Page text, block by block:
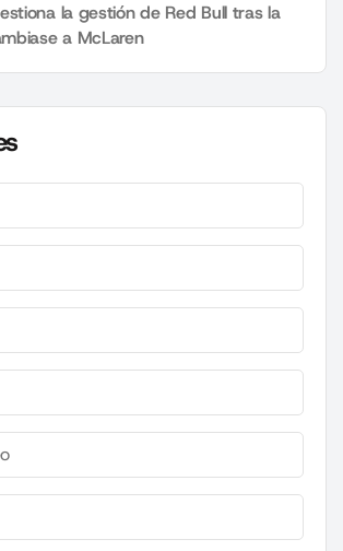
la gestión de Red Bull tras la
a McLaren